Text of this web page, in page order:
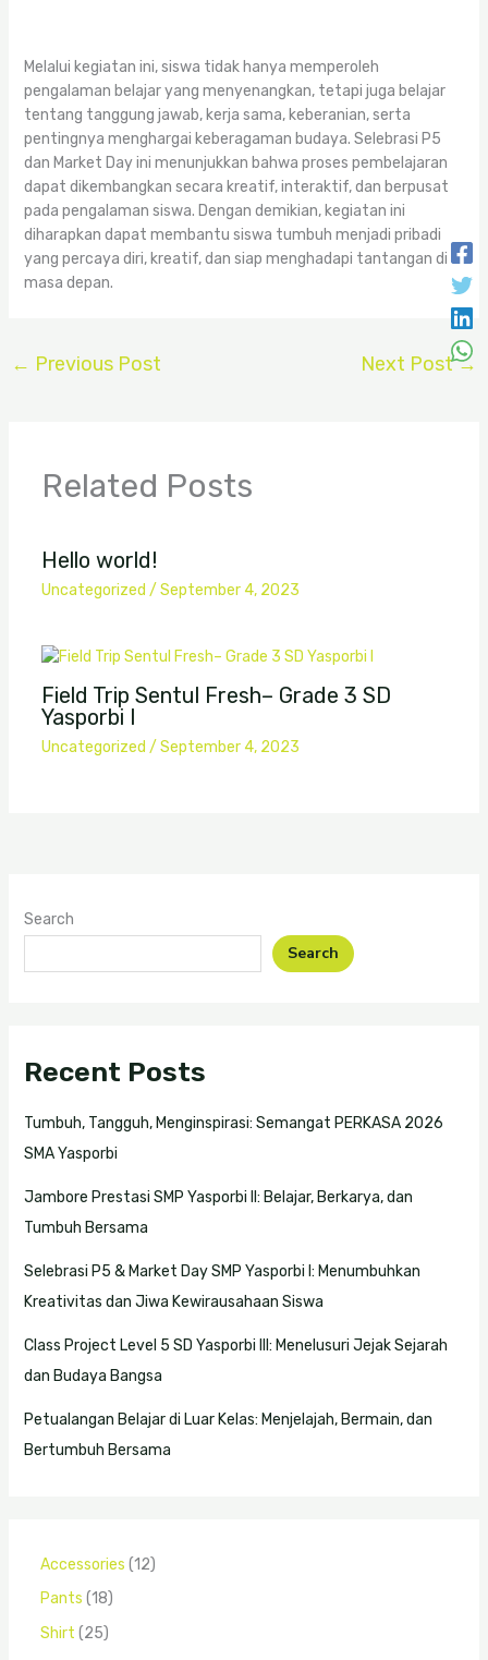
Melalui kegiatan ini, siswa tidak hanya memperoleh
pengalaman belajar yang menyenangkan, tetapi juga belajar
tentang tanggung jawab, kerja sama, keberanian, serta
pentingnya menghargai keberagaman budaya. Selebrasi P5
dan Market Day ini menunjukkan bahwa proses pembelajaran
dapat dikembangkan secara kreatif, interaktif, dan berpusat
pada pengalaman siswa. Dengan demikian, kegiatan ini
diharapkan dapat membantu siswa tumbuh menjadi pribadi
yang percaya diri, kreatif, dan siap menghadapi tantangan di
masa depan.
← Previous Post Next Post→
Related Posts
Hello world!
Uncategorized / September 4, 2023
Field Trip Sentul Fresh– Grade 3 SD
Yasporbi I
Uncategorized / September 4, 2023
Search
Search
Recent Posts
Tumbuh, Tangguh, Menginspirasi: Semangat PERKASA 2026
SMA Yasporbi
Jambore Prestasi SMP Yasporbi II: Belajar, Berkarya, dan
Tumbuh Bersama
Selebrasi P5 & Market Day SMP Yasporbi I: Menumbuhkan
Kreativitas dan Jiwa Kewirausahaan Siswa
Class Project Level 5 SD Yasporbi III: Menelusuri Jejak Sejarah
dan Budaya Bangsa
Petualangan Belajar di Luar Kelas: Menjelajah, Bermain, dan
Bertumbuh Bersama
Accessories 12
Pants 18
Shirt 25